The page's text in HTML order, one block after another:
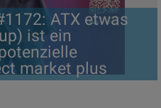
ATX etwas
ist ein
market plus